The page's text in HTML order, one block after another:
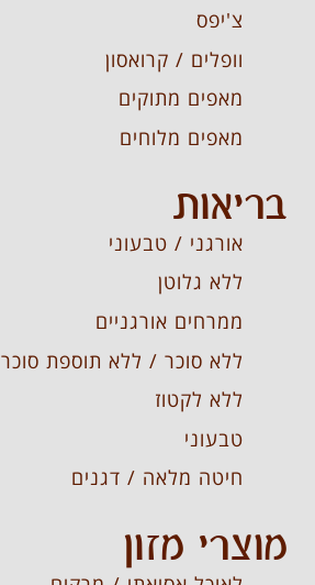
צ'יפס
וופלים / קרואסון
מאפים מתוקים
מאפים מלוחים
בריאות
אורגני / טבעוני
ללא גלוטן
ממרחים אורגניים
ללא סוכר / ללא תוספת סוכר
ללא לקטוז
טבעוני
חיטה מלאה / דגנים
מוצרי מזון